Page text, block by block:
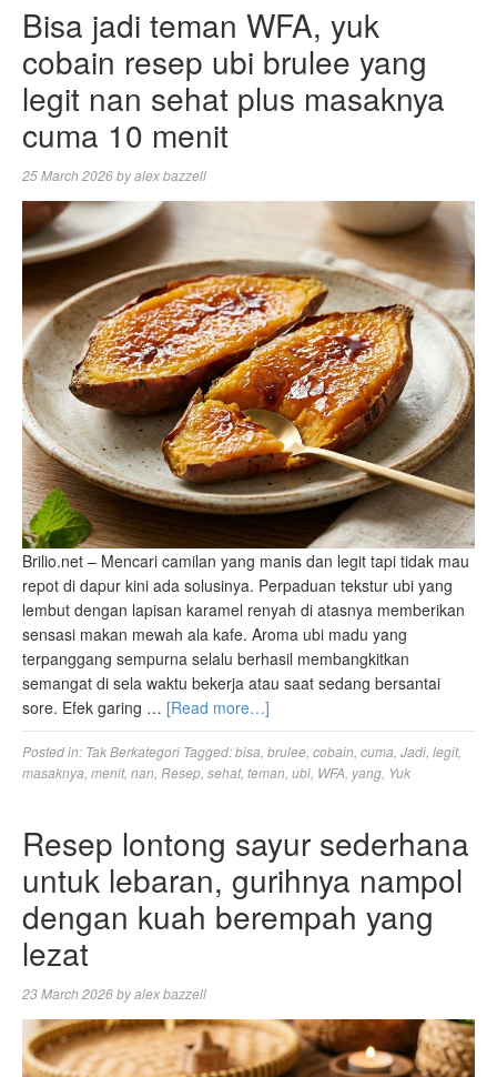
Bisa jadi teman WFA, yuk
cobain resep ubi brulee yang
legit nan sehat plus masaknya
cuma 10 menit
25 March 2026byalex bazzell
Brilio.net – Mencari camilan yang manis dan legit tapi tidak mau
repot di dapur kini ada solusinya. Perpaduan tekstur ubi yang
lembut dengan lapisan karamel renyah di atasnya memberikan
sensasi makan mewah ala kafe. Aroma ubi madu yang
terpanggang sempurna selalu berhasil membangkitkan
semangat di sela waktu bekerja atau saat sedang bersantai
sore. Efek garing … [Read more…]
Posted in: Tak Berkategori Tagged:bisa brulee cobain cuma Jadi legit,
masaknya menit, nan Resep sehat, teman ubi WFA yang Yuk
Resep lontong sayur sederhana
untuk lebaran, gurihnya nampol
dengan kuah berempah yang
lezat
23 March 2026byalex bazzell